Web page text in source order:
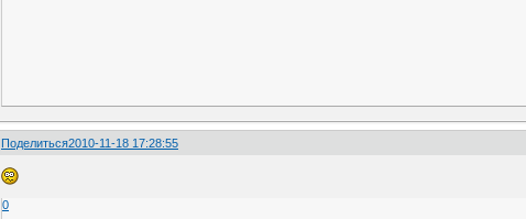
Поделиться2010-11-18 17:28:55
0